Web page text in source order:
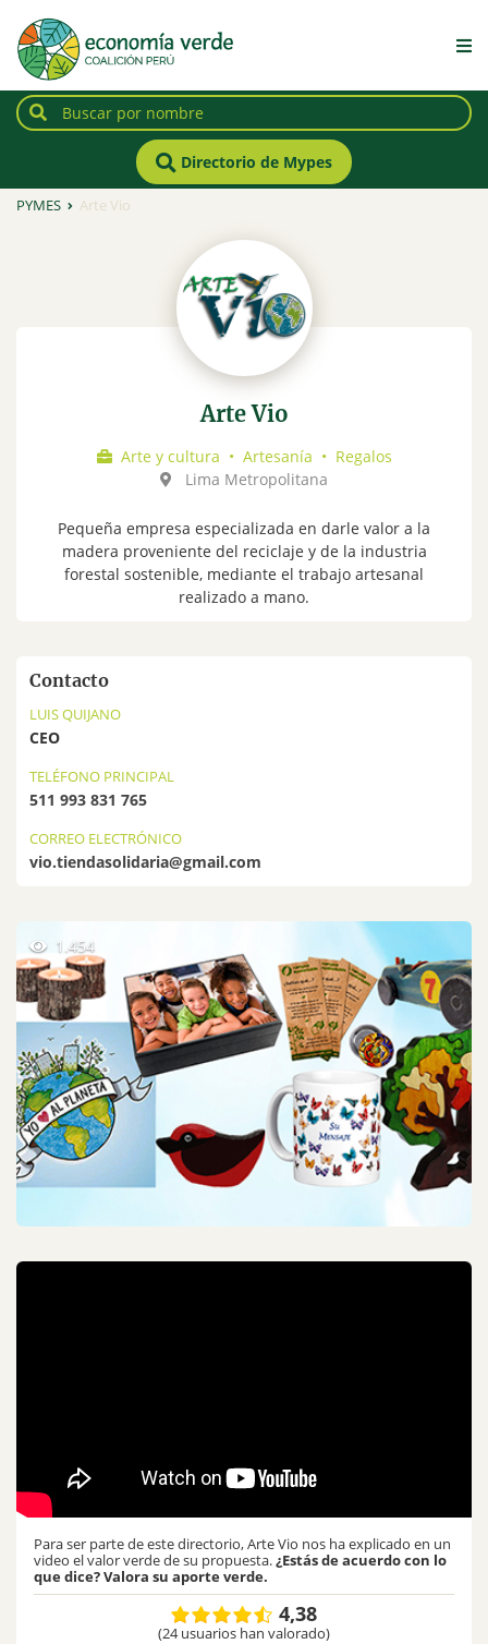
Directorio de Mypes
PYMES Arte Vio
Arte Vio
Arte y cultura • Artesanía • Regalos
Lima Metropolitana
Pequeña empresa especializada en darle valor a la
madera proveniente del reciclaje y de la industria
forestal sostenible, mediante el trabajo artesanal
realizado a mano.
Contacto
LUIS QUIJANO
CEO
TELÉFONO PRINCIPAL
511 993 831 765
CORREO ELECTRÓNICO
vio.tiendasolidaria@gmail.com
1.454
Para ser parte de este directorio, Arte Vio nos ha explicado en un
video el valor verde de su propuesta.¿Estás de acuerdo con lo
que dice? Valora su aporte verde.
4,38
(24 usuarios han valorado)